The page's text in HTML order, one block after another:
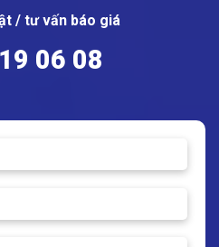
Áp suất tối đa: PN16
Nhiệt độ hoạt động: -10 ~
120ºC
/ tư vấn báo giá
06 08